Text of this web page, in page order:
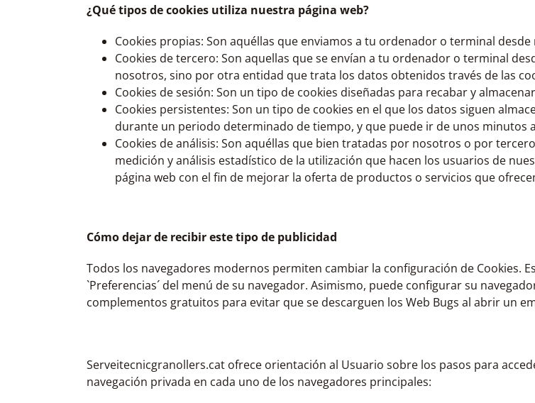
¿Qué tipos de cookies utiliza nuestra página web?
Cookies propias: Son aquéllas que enviamos a tu ordenador o terminal
Cookies de tercero: Son aquellas que se envían a tu ordenador o terminal
nosotros, sino por otra entidad que trata los datos obtenidos través de las
Cookies de sesión: Son un tipo de cookies diseñadas para recabar y
Cookies persistentes: Son un tipo de cookies en el que los datos siguen
durante un periodo determinado de tiempo, y que puede ir de unos minutos
Cookies de análisis: Son aquéllas que bien tratadas por nosotros o por
medición y análisis estadístico de la utilización que hacen los usuarios de
página web con el fin de mejorar la oferta de productos o servicios que
Cómo dejar de recibir este tipo de publicidad
Todos los navegadores modernos permiten cambiar la configuración de Cookies.
`Preferencias´ del menú de su navegador. Asimismo, puede configurar su
complementos gratuitos para evitar que se descarguen los Web Bugs al abrir un
Serveitecnicgranollers.cat ofrece orientación al Usuario sobre los pasos para
navegación privada en cada uno de los navegadores principales: